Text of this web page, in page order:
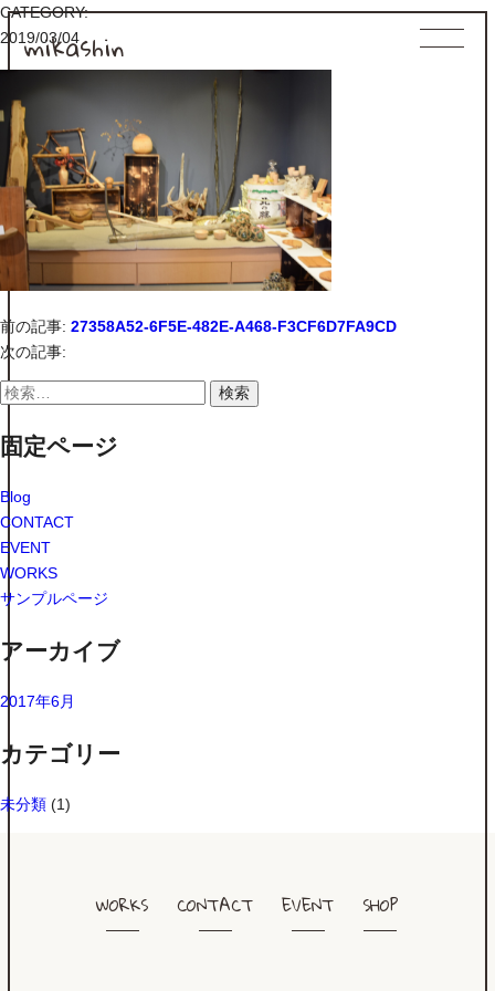
mikashin
CATEGORY:
2019/03/04
前の記事: 27358A52-6F5E-482E-A468-F3CF6D7FA9CD
次の記事:
検
固定ページ
Blog
CONTACT
EVENT
WORKS
サンプルページ
アーカイブ
2017年6月
カテゴリー
未分類 (1)
WORKS CONTACT EVENT SHOP